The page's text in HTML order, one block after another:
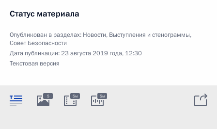
Статус материала
Опубликован в разделах: Новости, Выступления и стенограммы,
Совет Безопасности
Дата публикации:23 августа 2019 года, 12:30
Текстовая версия
5 5м 5м